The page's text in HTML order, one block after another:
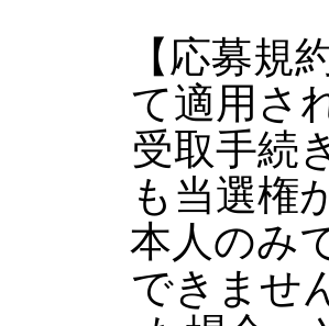
【応募規
て適用さ
受取手続
も当選権
本人のみ
できませ